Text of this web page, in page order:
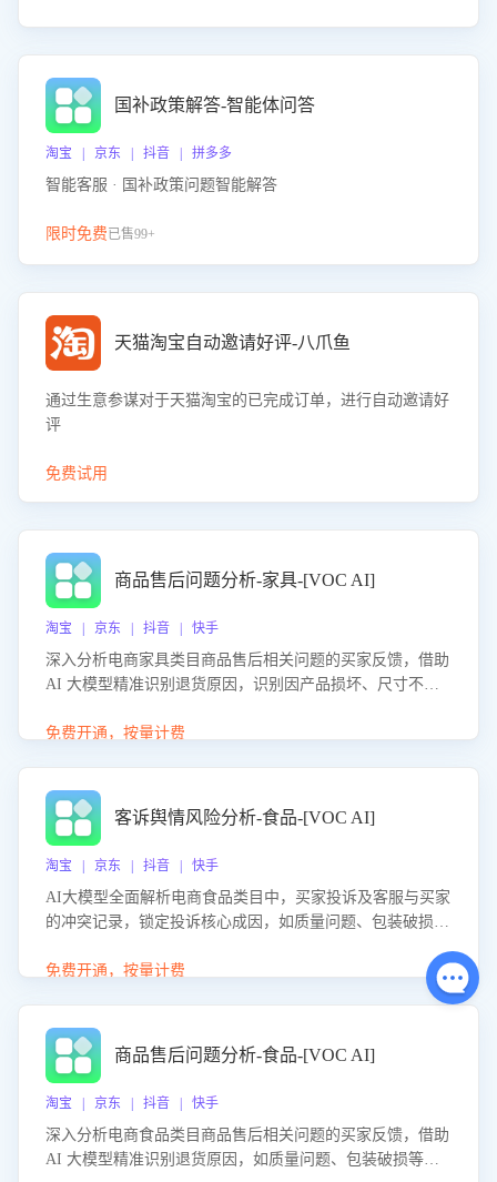
国补政策解答-智能体问答
淘宝 | 京东 | 抖音 | 拼多多
智能客服 · 国补政策问题智能解答
限时免费已售99+
天猫淘宝自动邀请好评-八爪鱼
通过生意参谋对于天猫淘宝的已完成订单，进行自动邀请好
评
免费试用
商品售后问题分析-家具-[VOC AI]
淘宝 | 京东 | 抖音 | 快手
深入分析电商家具类目商品售后相关问题的买家反馈，借助
AI 大模型精准识别退货原因，识别因产品损坏、尺寸不符
力商家优化产品或服务，实现销售额的显著提升。
免费开通，按量计费
客诉舆情风险分析-食品-[VOC AI]
淘宝 | 京东 | 抖音 | 快手
AI大模型全面解析电商食品类目中，买家投诉及客服与买家
的冲突记录，锁定投诉核心成因，如质量问题、包装破损
置差评防控，提升客户满意度。
免费开通，按量计费
商品售后问题分析-食品-[VOC AI]
淘宝 | 京东 | 抖音 | 快手
深入分析电商食品类目商品售后相关问题的买家反馈，借助
AI 大模型精准识别退货原因，如质量问题、包装破损等，